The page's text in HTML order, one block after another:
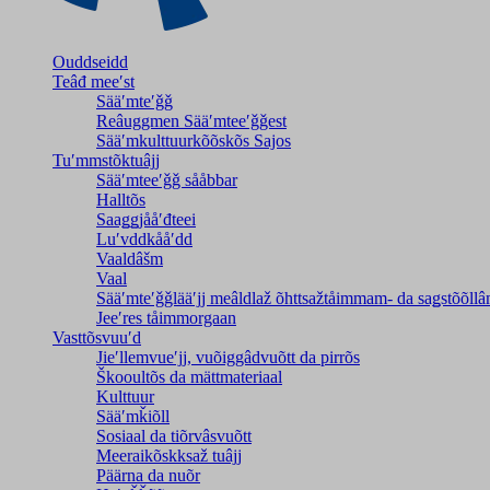
Ouddseidd
Teâđ meeʹst
Sääʹmteʹǧǧ
Reâuggmen Sääʹmteeʹǧǧest
Sääʹmkulttuurkõõskõs Sajos
Tuʹmmstõktuâjj
Sääʹmteeʹǧǧ sååbbar
Halltõs
Saaǥǥjååʹđteei
Luʹvddkååʹdd
Vaaldâšm
Vaal
Sääʹmteʹǧǧlääʹjj meâldlaž õhttsažtåimmam- da
Jeeʹres tåimmorgaan
Vasttõsvuuʹd
Jieʹllemvueʹjj, vuõiggâdvuõtt da pirrõs
Škooultõs da mättmateriaal
Kulttuur
Sääʹmǩiõll
Sosiaal da tiõrvâsvuõtt
Meeraikõskksaž tuâjj
Päärna da nuõr